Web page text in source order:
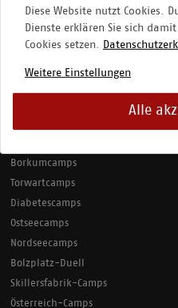
ALLE KURSE
Basiscamps
Borkumcamps
Torwartcamps
Diabetescamps
Ostseecamps
Nordseecamps
Bolzplatz-Duell
Skillersfabrik-Camps
Österreich-Camps
Diese Website nutzt Cookies.
Dienste erklären Sie sich
Cookies setzen.
Weitere Einstellungen
Alle